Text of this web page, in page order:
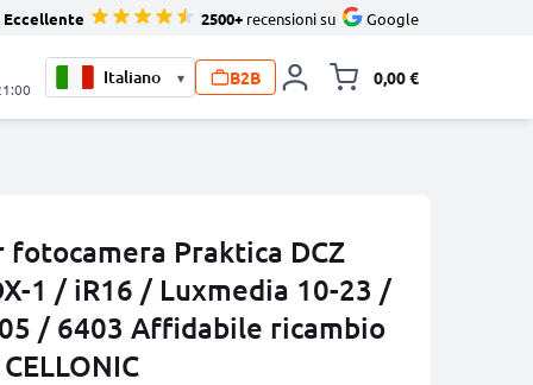
Eccellente 2500+ recensioni su Google
▾ B2B 0,00 €
Praktica DCZ
1 / iR16 / Luxmedia 10-23 /
/ 6403 Affidabile ricambio